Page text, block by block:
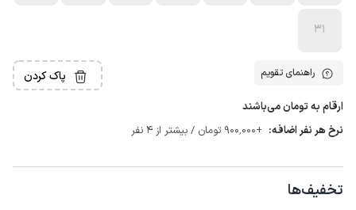
31
راهنمای تقویم پاک کردن
ارقام به تومان می‌باشند
نرخ هر نفر اضافه: +900٬000 تومان / بیشتر از 4 نفر
تخفیف‌ها